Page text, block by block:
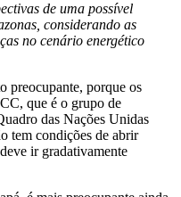
de uma possível
considerando as
no cenário energético
preocupante, porque os
que é o grupo de
das Nações Unidas
tem condições de abrir
ir gradativamente